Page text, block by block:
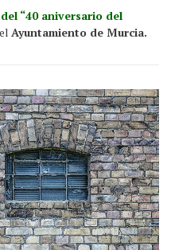
“40 aniversario del
Ayuntamiento de Murcia.